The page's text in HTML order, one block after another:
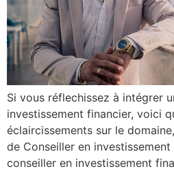
Si vous réflechissez à intégrer
investissement financier, voici
éclaircissements sur le
de Conseiller en
conseiller en investissement